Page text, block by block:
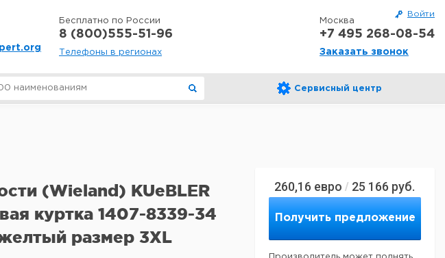
Войти
Бесплатно по России
8 (800)555-51-96
Телефоны в регионах
Москва
+7 495 268-08-54
Заказать звонок
Сервисный центр
260,16 евро / 25 166 руб.
Получить предложение
(Wieland) KUeBLER
куртка 1407-8339-34
размер 3XL